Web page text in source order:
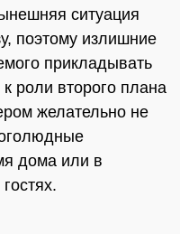
ситуация
поэтому излишние
прикладывать
роли второго плана
желательно не
дома или в